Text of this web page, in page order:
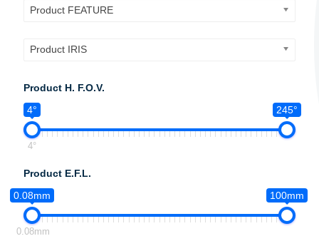
Product FEATURE
Product IRIS
Product H. F.O.V.
4°
245°
4°
Product E.F.L.
0.08mm
100mm
0.08mm